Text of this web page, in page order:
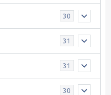
30
31
31
30